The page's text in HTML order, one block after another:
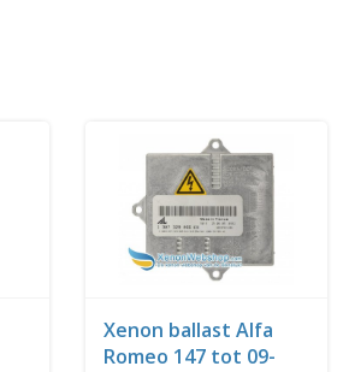
Xenon ballast Alfa
Romeo 147 tot 09-